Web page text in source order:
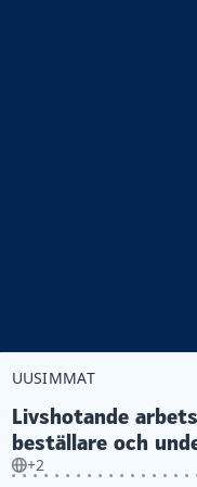
UUSIMMAT
Livshotande
beställare och
+2